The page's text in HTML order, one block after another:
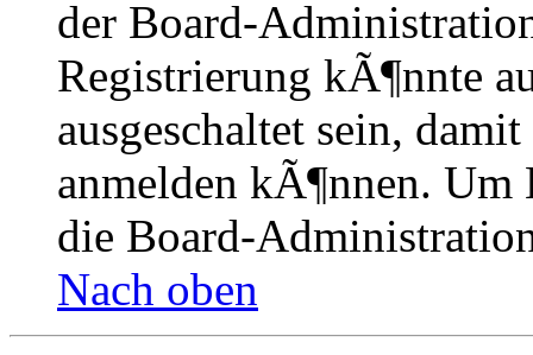
der Board-
Registrierung kÃ¶nnte
ausgeschaltet sein,
anmelden kÃ¶nnen.
die Board-
Nach oben